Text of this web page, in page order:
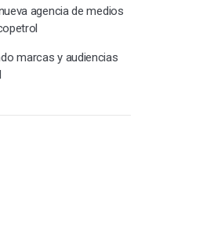
agencia de medios
marcas y audiencias